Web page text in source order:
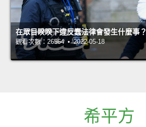
在眾目睽睽下違反蠢法律會發生什麼事？
觀看次數：26564 • 2022-05-18
希平方